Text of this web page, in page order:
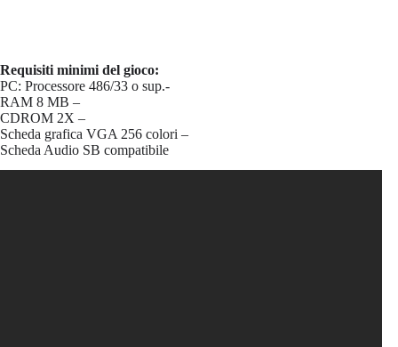
Requisiti minimi del gioco:
PC: Processore 486/33 o sup.-
RAM 8 MB –
CDROM 2X –
Scheda grafica VGA 256 colori –
Scheda Audio SB compatibile